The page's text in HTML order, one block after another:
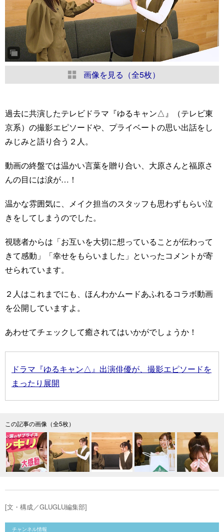
画像を見る（全5枚）
過去に共演したテレビドラマ『ゆるキャン△』（テレビ東
京系）の撮影エピソードや、プライベートの思い出話をし
みじみと語り合う２人。
動画の終盤では温かい言葉を贈り合い、大原さんと福原さ
んの目には涙が…！
温かな雰囲気に、メイク担当のスタッフも思わずもらい泣
きをしてしまうのでした。
視聴者からは「お互いを大切に想っていることが伝わって
きて感動」「幸せをもらいました」といったコメントが寄
せられています。
２人はこれまでにも、ほんわかムードあふれるコラボ動画
を公開していますよ。
あわせてチェックして癒されてはいかがでしょうか！
ドラマ『ゆるキャン△』出演俳優が、撮影エピソードを
まったり展開
この記事の画像（全5枚）
[文・構成／GLUGLU編集部]
チャンネル情報